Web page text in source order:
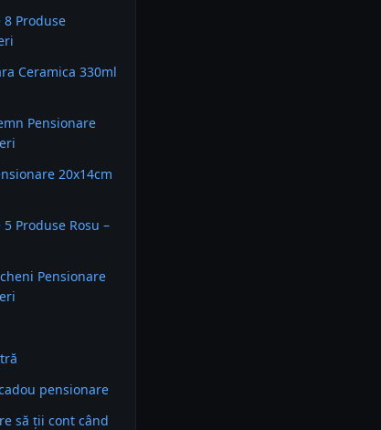
8 Produse
Ceramica 330ml
Pensionare
20x14cm
Produse Rosu –
Pensionare
pensionare
să ții cont când